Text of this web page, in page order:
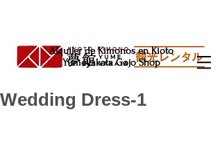
Alquiler de Kimonos en Kioto
Yumeyakata Gojo Shop
Wedding Dress-1